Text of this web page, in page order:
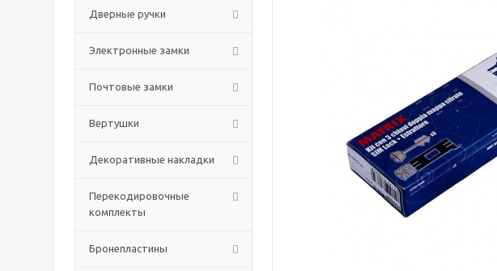
Дверные ручки
Электронные замки
Почтовые замки
Вертушки
Декоративные накладки
Перекодировочные
комплекты
Бронепластины